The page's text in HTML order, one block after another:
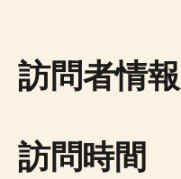
訪問者情報
訪問時間